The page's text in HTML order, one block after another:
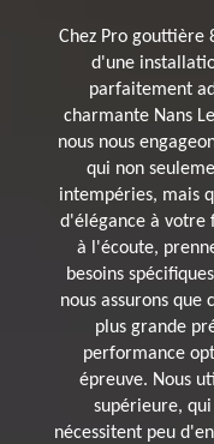
Chez Pro gouttière
d'une
parfaitement
charmante Nans
nous nous
qui non
intempéries, mais
d'élégance à votre
à l'écoute,
besoins
nous assurons que
plus grande
performance
épreuve. Nous
supérieure,
nécessitent peu